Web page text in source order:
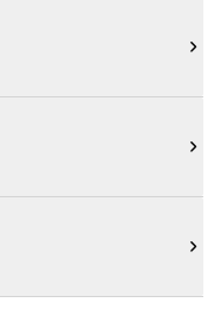


